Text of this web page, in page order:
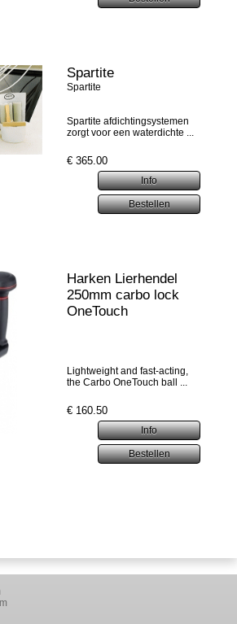
Spartite
Spartite
Spartite afdichtingsystemen
zorgt voor een waterdichte ...
€ 365.00
Harken Lierhendel
250mm carbo lock
OneTouch
Lightweight and fast-acting,
the Carbo OneTouch ball ...
€ 160.50